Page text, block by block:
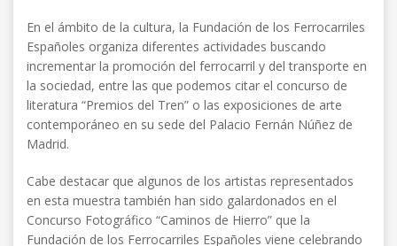
En el ámbito de la cultura, la Fundación de los Ferrocarriles
Españoles organiza diferentes actividades buscando
incrementar la promoción del ferrocarril y del transporte en
la sociedad, entre las que podemos citar el concurso de
literatura “Premios del Tren” o las exposiciones de arte
contemporáneo en su sede del Palacio Fernán Núñez de
Madrid.
Cabe destacar que algunos de los artistas representados
en esta muestra también han sido galardonados en el
Concurso Fotográfico “Caminos de Hierro” que la
Fundación de los Ferrocarriles Españoles viene celebrando